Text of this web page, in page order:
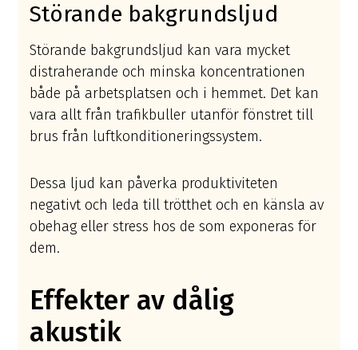
Störande bakgrundsljud
Störande bakgrundsljud kan vara mycket
distraherande och minska koncentrationen
både på arbetsplatsen och i hemmet. Det kan
vara allt från trafikbuller utanför fönstret till
brus från luftkonditioneringssystem.
Dessa ljud kan påverka produktiviteten
negativt och leda till trötthet och en känsla av
obehag eller stress hos de som exponeras för
dem.
Effekter av dålig
akustik